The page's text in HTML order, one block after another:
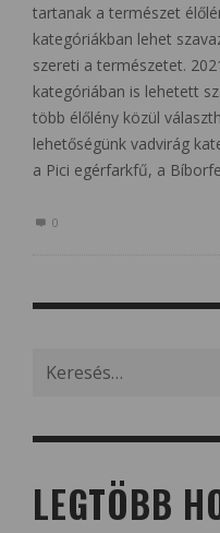
tartanak a természet
kategóriákban lehet
szereti a természetet.
kategóriában is lehetett
több élőlény közül
lehetőségünk vadvirág
a Pici egérfarkfű, a
0
LEGTÖBB